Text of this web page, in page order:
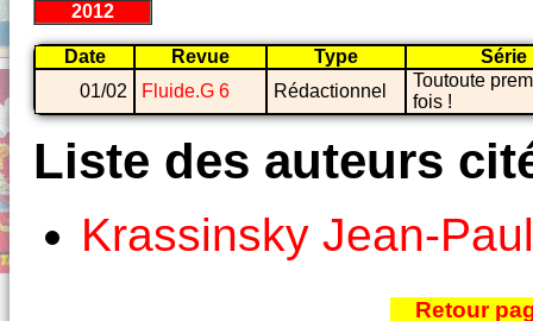
2012
Date Revue Type
Série
01/02
Fluide.G 6 Rédactionnel
Toutoute
fois !
Liste des auteurs
Krassinsky Jean-Paul
Retour